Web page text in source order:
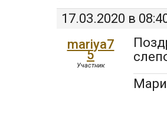
17.03.2020 в
mariya7
5
Участник